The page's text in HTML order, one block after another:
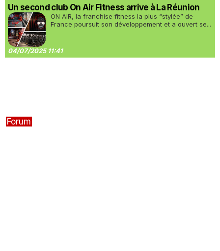
Un second club On Air Fitness arrive à La Réunion
ON AIR, la franchise fitness la plus “stylée” de
France poursuit son développement et a ouvert se...
04/07/2025 11:41
Forum